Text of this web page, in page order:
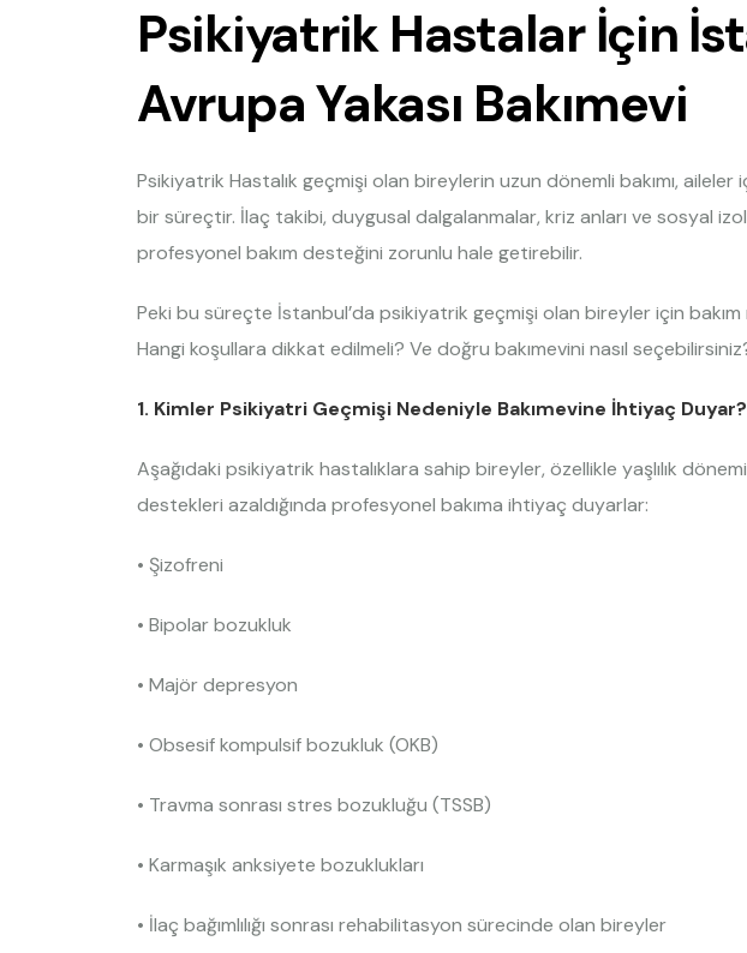
Psikiyatrik Hastalar İçin
Avrupa Yakası Bakımevi
Psikiyatrik Hastalık geçmişi olan bireylerin uzun dönemli bakımı, aileler
bir süreçtir. İlaç takibi, duygusal dalgalanmalar, kriz anları ve sosyal
profesyonel bakım desteğini zorunlu hale getirebilir.
Peki bu süreçte İstanbul’da psikiyatrik geçmişi olan bireyler için bakım
Hangi koşullara dikkat edilmeli? Ve doğru bakımevini nasıl
1. Kimler Psikiyatri Geçmişi Nedeniyle Bakımevine İhtiyaç Duyar?
Aşağıdaki psikiyatrik hastalıklara sahip bireyler, özellikle yaşlılık
destekleri azaldığında profesyonel bakıma ihtiyaç duyarlar:
• Şizofreni
• Bipolar bozukluk
• Majör depresyon
• Obsesif kompulsif bozukluk (OKB)
• Travma sonrası stres bozukluğu (TSSB)
• Karmaşık anksiyete bozuklukları
• İlaç bağımlılığı sonrası rehabilitasyon sürecinde olan bireyler